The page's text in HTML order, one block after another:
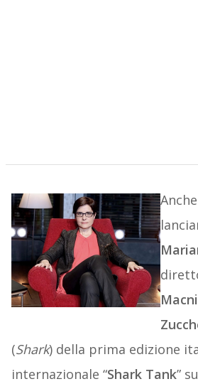
(Shark) della prima edizione
internazionale “Shark Tank” su